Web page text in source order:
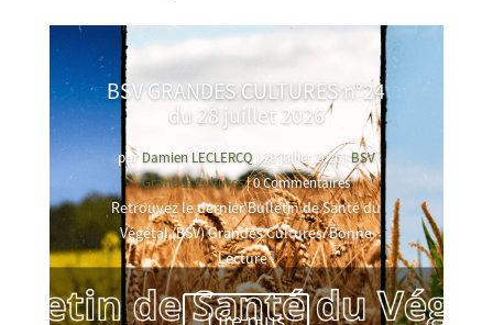
BSV GRANDES CULTURES n°24
du 28 juillet 2026
par Damien LECLERCQ |29 juillet 2026|BSV
Grandes Cultures| 0 Commentaires
Retrouvez le dernier Bulletin de Santé du
Végétal (BSV) Grandes Cultures. Bonne
Lecture !